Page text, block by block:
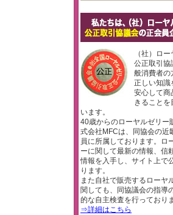
（社）ロ
公正取引協
般消費者の
正しい知識
安心して商
きることを
います。
40歳からのローヤルゼリー
式会社MFCは、同協会の近
員に所属しております。ロ
ーに関して最新の情報、信
情報を入手し、サイト上で
ります。
また自社で販売するローヤ
関しても、同協議会の指導
的な自主検査を行っており
⇒詳細はこちら